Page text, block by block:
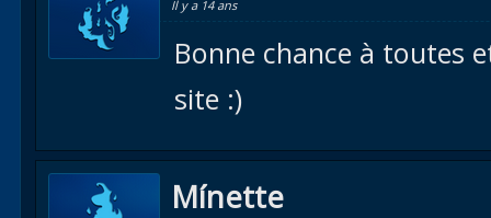
Il y a 14 ans
Bonne chance à toutes
site :)
Mínette